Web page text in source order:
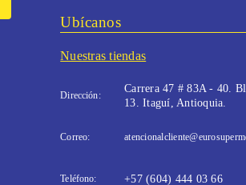
Ubícanos
Nuestras tiendas
Dirección:
Carrera 47 # 83A - 40.
13. Itaguí, Antioquia.
Correo:
Teléfono: +57 (604) 444 03 66